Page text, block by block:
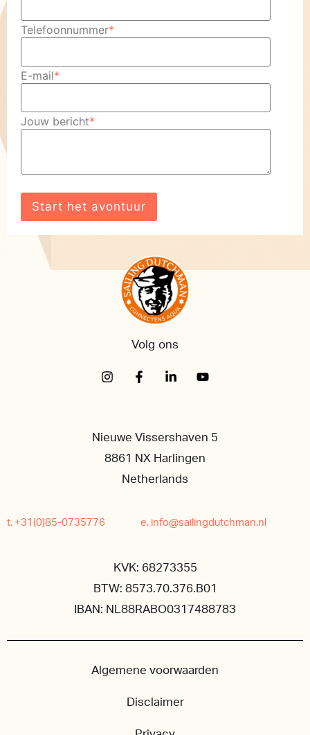
Telefoonnummer*
E-mail*
Jouw bericht*
Volg ons
Nieuwe Vissershaven 5
8861 NX Harlingen
Netherlands
t. +31(0)85-0735776 e. info@sailingdutchman.nl
KVK: 68273355
BTW: 8573.70.376.B01
IBAN: NL88RABO0317488783
Algemene voorwaarden
Disclaimer